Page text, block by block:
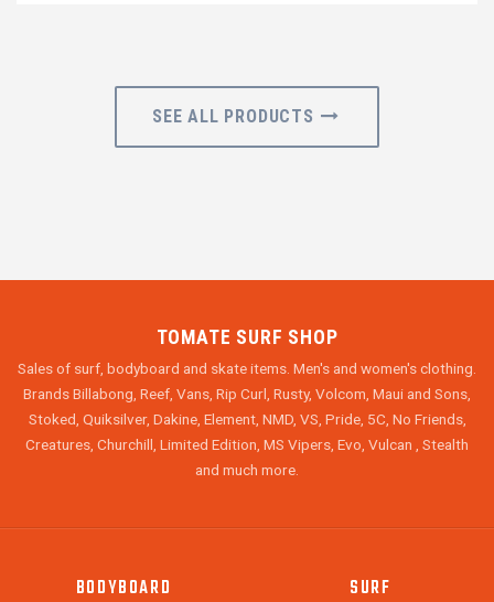
SEE ALL PRODUCTS
TOMATE SURF SHOP
Sales of surf, bodyboard and skate items. Men's and women's clothing.
Brands Billabong, Reef, Vans, Rip Curl, Rusty, Volcom, Maui and Sons,
Stoked, Quiksilver, Dakine, Element, NMD, VS, Pride, 5C, No Friends,
Creatures, Churchill, Limited Edition, MS Vipers, Evo, Vulcan , Stealth
and much more.
BODYBOARD SURF